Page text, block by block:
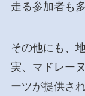
走る参加者も
その他にも、
実、マドレー
ーツが提供さ